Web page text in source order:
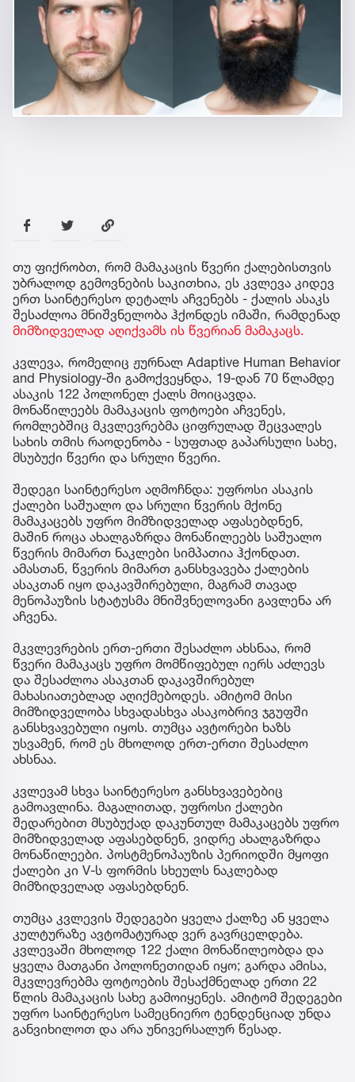
თუ ფიქრობთ, რომ მამაკაცის წვერი ქალებისთვის
უბრალოდ გემოვნების საკითხია, ეს კვლევა კიდევ
ერთ საინტერესო დეტალს აჩვენებს - ქალის ასაკს
შესაძლოა მნიშვნელობა ჰქონდეს იმაში, რამდენად
მიმზიდველად აღიქვამს ის წვერიან მამაკაცს.
კვლევა, რომელიც ჟურნალ Adaptive Human Behavior
and Physiology-ში გამოქვეყნდა, 19-დან 70 წლამდე
ასაკის 122 პოლონელ ქალს მოიცავდა.
მონაწილეებს მამაკაცის ფოტოები აჩვენეს,
რომლებშიც მკვლევრებმა ციფრულად შეცვალეს
სახის თმის რაოდენობა - სუფთად გაპარსული სახე,
მსუბუქი წვერი და სრული წვერი.
შედეგი საინტერესო აღმოჩნდა: უფროსი ასაკის
ქალები საშუალო და სრული წვერის მქონე
მამაკაცებს უფრო მიმზიდველად აფასებდნენ,
მაშინ როცა ახალგაზრდა მონაწილეებს საშუალო
წვერის მიმართ ნაკლები სიმპათია ჰქონდათ.
ამასთან, წვერის მიმართ განსხვავება ქალების
ასაკთან იყო დაკავშირებული, მაგრამ თავად
მენოპაუზის სტატუსმა მნიშვნელოვანი გავლენა არ
აჩვენა.
მკვლევრების ერთ-ერთი შესაძლო ახსნაა, რომ
წვერი მამაკაცს უფრო მომწიფებულ იერს აძლევს
და შესაძლოა ასაკთან დაკავშირებულ
მახასიათებლად აღიქმებოდეს. ამიტომ მისი
მიმზიდველობა სხვადასხვა ასაკობრივ ჯგუფში
განსხვავებული იყოს. თუმცა ავტორები ხაზს
უსვამენ, რომ ეს მხოლოდ ერთ-ერთი შესაძლო
ახსნაა.
კვლევამ სხვა საინტერესო განსხვავებებიც
გამოავლინა. მაგალითად, უფროსი ქალები
შედარებით მსუბუქად დაკუნთულ მამაკაცებს უფრო
მიმზიდველად აფასებდნენ, ვიდრე ახალგაზრდა
მონაწილეები. პოსტმენოპაუზის პერიოდში მყოფი
ქალები კი V-ს ფორმის სხეულს ნაკლებად
მიმზიდველად აფასებდნენ.
თუმცა კვლევის შედეგები ყველა ქალზე ან ყველა
კულტურაზე ავტომატურად ვერ გავრცელდება.
კვლევაში მხოლოდ 122 ქალი მონაწილეობდა და
ყველა მათგანი პოლონეთიდან იყო; გარდა ამისა,
მკვლევრებმა ფოტოების შესაქმნელად ერთი 22
წლის მამაკაცის სახე გამოიყენეს. ამიტომ შედეგები
უფრო საინტერესო სამეცნიერო ტენდენციად უნდა
განვიხილოთ და არა უნივერსალურ წესად.